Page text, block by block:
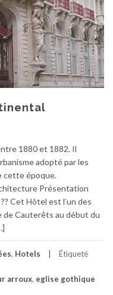
1880 et 1882. Il
adopté par les
cette époque.
Présentation
Cet Hôtel est l’un des
de Cauterêts au début du
, Hotels Étiqueté
arroux, eglise gothique